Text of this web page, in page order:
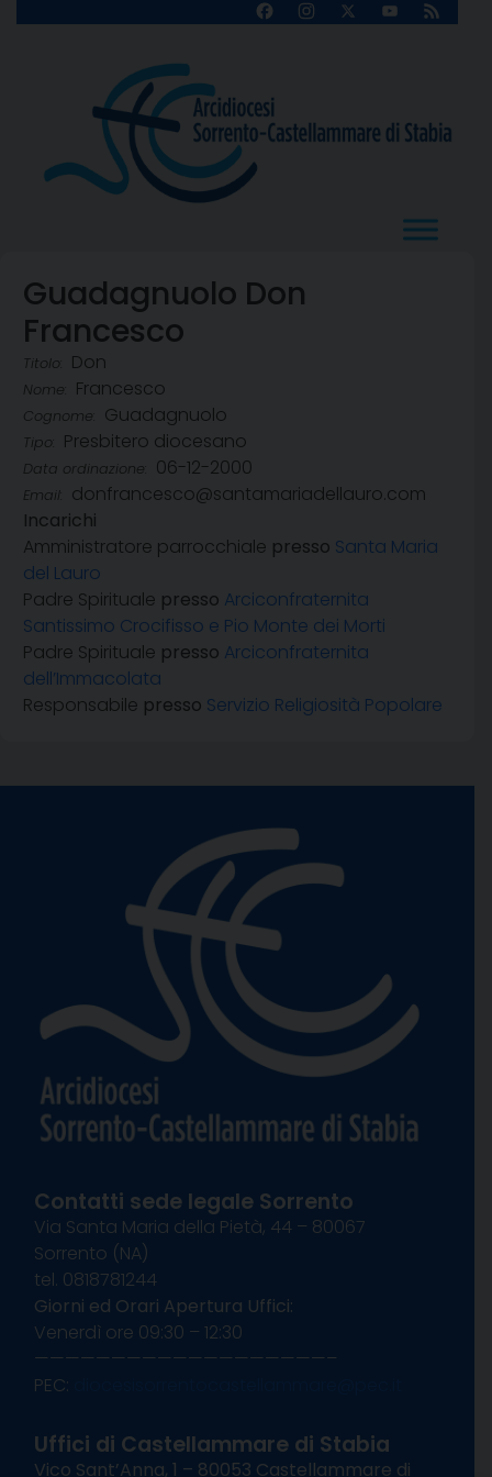
FacebookInstagram
X
YouTube
Feed
Guadagnuolo Don
Francesco
Titolo: Don
Nome: Francesco
Cognome: Guadagnuolo
Tipo: Presbitero diocesano
Data ordinazione: 06-12-2000
Email:
donfrancesco@santamariadellauro.com
Incarichi
Amministratore parrocchiale presso Santa Maria
del Lauro
Padre Spirituale presso Arciconfraternita
Santissimo Crocifisso e Pio Monte dei Morti
Padre Spirituale presso Arciconfraternita
dell’Immacolata
Responsabile presso Servizio Religiosità Popolare
Contatti sede legale Sorrento
Via Santa Maria della Pietà, 44 – 80067
Sorrento (NA)
tel. 0818781244
Giorni ed Orari Apertura Uffici:
Venerdì ore 09:30 – 12:30
———————————————————–
PEC:
Uffici di Castellammare di Stabia
Vico Sant’Anna, 1 – 80053 Castellammare di